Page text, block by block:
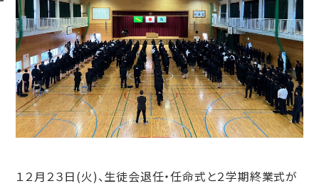
１２月２３日(火)、生徒会退任・任命式と２学期終業式が